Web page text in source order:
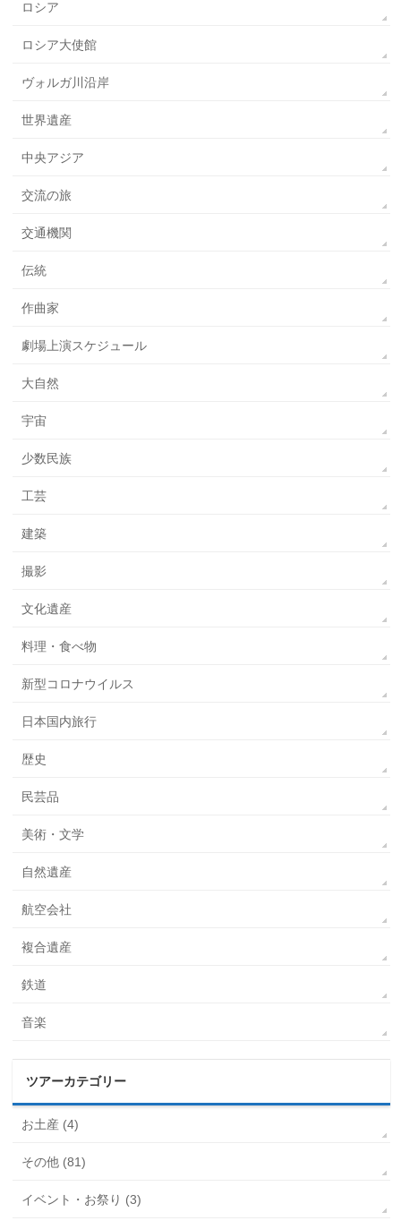
ロシア
ロシア大使館
ヴォルガ川沿岸
世界遺産
中央アジア
交流の旅
交通機関
伝統
作曲家
劇場上演スケジュール
大自然
宇宙
少数民族
工芸
建築
撮影
文化遺産
料理・食べ物
新型コロナウイルス
日本国内旅行
歴史
民芸品
美術・文学
自然遺産
航空会社
複合遺産
鉄道
音楽
ツアーカテゴリー
お土産 (4)
その他 (81)
イベント・お祭り (3)